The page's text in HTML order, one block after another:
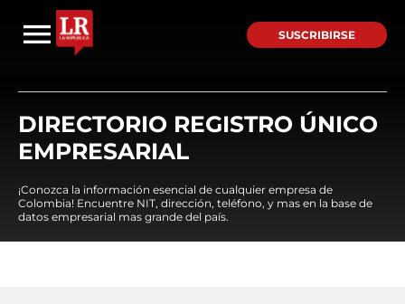
SUSCRIBIRSE
DIRECTORIO REGISTRO ÚNICO
EMPRESARIAL
¡Conozca la información esencial de cualquier empresa de
Colombia! Encuentre NIT, dirección, teléfono, y mas en la base de
datos empresarial mas grande del país.